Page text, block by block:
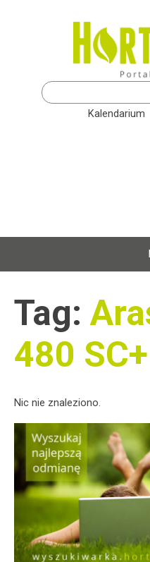
Szukaj:
Kalendarium
Tag:
480
Nic nie znaleziono.